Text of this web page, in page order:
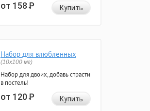
от 158Р Купить
Набор для влюбленных
(10х100 мг)
Набор для двоих, добавь страсти
в постель!
от 120Р Купить